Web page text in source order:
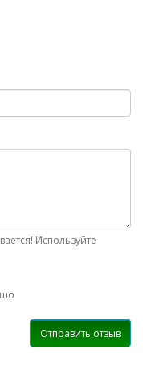
Используйте
Отправить отзыв